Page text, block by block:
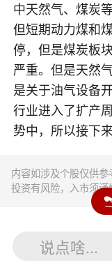
中天然气、煤炭
但短期动力煤和
停，但是煤炭板
严重。但是天然
是关于油气设备
行业进入了扩产
势中，所以接下
内容如涉及个股仅供参
投资有风险，入市须谨
说点啥...